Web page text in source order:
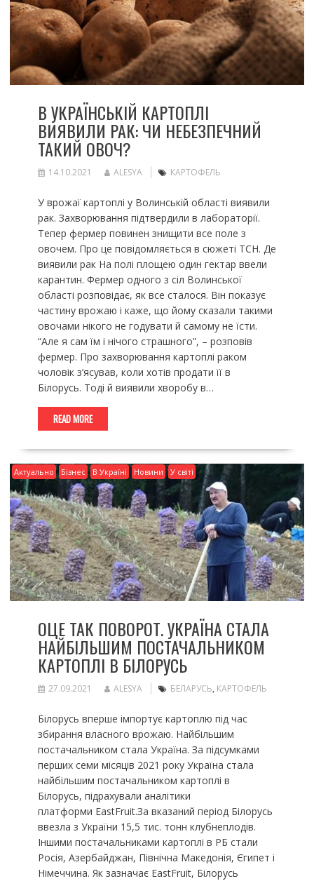
В УКРАЇНСЬКІЙ КАРТОПЛІ
ВИЯВИЛИ РАК: ЧИ НЕБЕЗПЕЧНИЙ
ТАКИЙ ОВОЧ?
14.10.2021 ALESYA КАРТОФЕЛЬ
У врожаї картоплі у Волинській області виявили
рак. Захворювання підтвердили в лабораторії.
Тепер фермер повинен знищити все поле з
овочем. Про це повідомляється в сюжеті ТСН. Де
виявили рак На полі площею один гектар ввели
карантин. Фермер одного з сіл Волинської
області розповідає, як все сталося. Він показує
частину врожаю і каже, що йому сказали такими
овочами нікого не годувати й самому не їсти.
“Але я сам їм і нічого страшного”, – розповів
фермер. Про захворювання картоплі раком
чоловік з’ясував, коли хотів продати її в
Білорусь. Тоді й виявили хворобу в…
READ MORE
Актуально Бізнес В Україні Новини У світі
ОЦЕ ТАК ПОВОРОТ. УКРАЇНА СТАЛА
НАЙБІЛЬШИМ ПОСТАЧАЛЬНИКОМ
КАРТОПЛІ В БІЛОРУСЬ
27.09.2021 ALESYA БЕЛАРУСЬ, КАРТОФЕЛЬ
Білорусь вперше імпортує картоплю під час
збирання власного врожаю. Найбільшим
постачальником стала Україна. За підсумками
перших семи місяців 2021 року Україна стала
найбільшим постачальником картоплі в
Білорусь, підрахували аналітики
платформи EastFruit.За вказаний період Білорусь
ввезла з України 15,5 тис. тонн клубнеплодів.
Іншими постачальниками картоплі в РБ стали
Росія, Азербайджан, Північна Македонія, Єгипет і
Німеччина. Як зазначає EastFruit, Білорусь